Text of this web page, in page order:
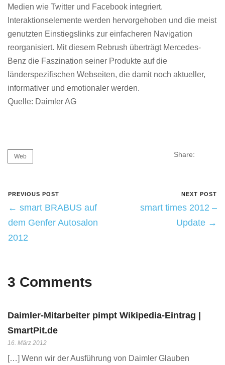
Medien wie Twitter und Facebook integriert.
Interaktionselemente werden hervorgehoben und die meist
genutzten Einstiegslinks zur einfacheren Navigation
reorganisiert. Mit diesem Rebrush überträgt Mercedes-
Benz die Faszination seiner Produkte auf die
länderspezifischen Webseiten, die damit noch aktueller,
informativer und emotionaler werden.
Quelle: Daimler AG
Web Share:
PREVIOUS POST
← smart BRABUS auf
dem Genfer Autosalon
2012
NEXT POST
smart times 2012 –
Update →
3 Comments
Daimler-Mitarbeiter pimpt Wikipedia-Eintrag |
SmartPit.de
16. März 2012
[…] Wenn wir der Ausführung von Daimler Glauben